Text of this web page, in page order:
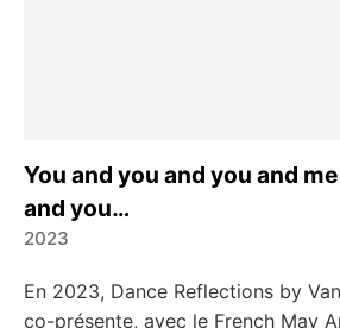
You and you and you and me and you and us
and you…
2023
En 2023, Dance Reflections by
co-présente, avec le French May